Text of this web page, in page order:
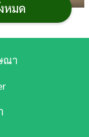
หมด
ณา